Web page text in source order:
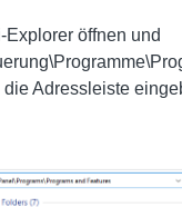
Explorer öffnen und
die Adressleiste